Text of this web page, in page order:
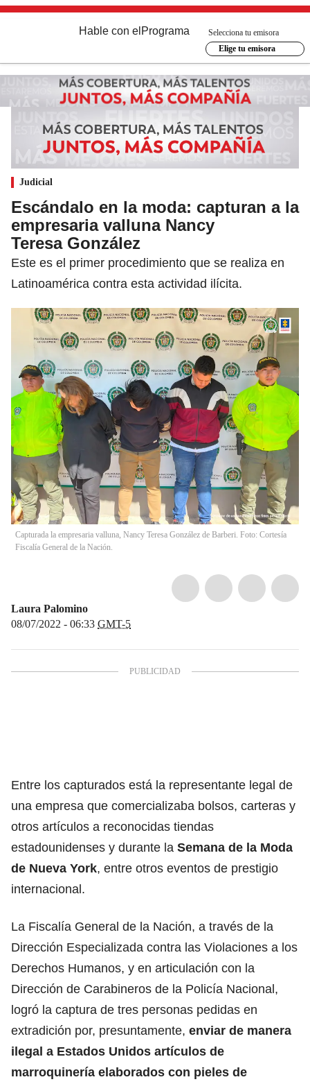
Hable con el Programa
Selecciona tu emisora
Elige tu emisora
Judicial
Escándalo en la moda: capturan a la
empresaria valluna Nancy
Teresa González
Este es el primer procedimiento que se realiza en
Latinoamérica contra esta actividad ilícita.
Capturada la empresaria valluna, Nancy Teresa González de Barberi. Foto: Cortesía
Fiscalía General de la Nación.
Laura Palomino
08/07/2022 - 06:33 GMT-5
Entre los capturados está la representante legal de
una empresa que comercializaba bolsos, carteras y
otros artículos a reconocidas tiendas
estadounidenses y durante la Semana de la Moda
de Nueva York, entre otros eventos de prestigio
internacional.
La Fiscalía General de la Nación, a través de la
Dirección Especializada contra las Violaciones a los
Derechos Humanos, y en articulación con la
Dirección de Carabineros de la Policía Nacional,
logró la captura de tres personas pedidas en
extradición por, presuntamente, enviar de manera
ilegal a Estados Unidos artículos de
marroquinería elaborados con pieles de